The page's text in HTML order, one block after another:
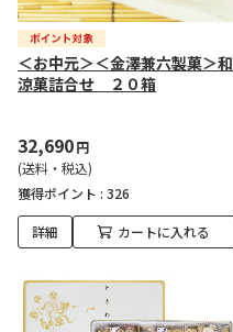
＜お中元＞＜金澤兼六製菓＞和
涼菓詰合せ ２０箱
32,690円
(送料・税込)
獲得ポイント : 326
詳細 カートに入れる